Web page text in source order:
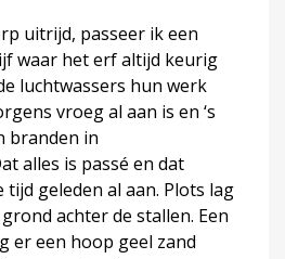
uitrijd, passeer ik een
waar het erf altijd keurig
luchtwassers hun werk
vroeg al aan is en ‘s
branden in
alles is passé en dat
tijd geleden al aan. Plots lag
achter de stallen. Een
er een hoop geel zand